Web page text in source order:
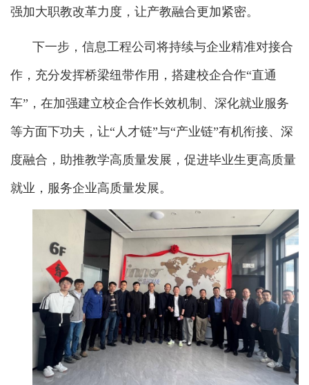
强加大职教改革力度，让产教融合更加紧密。
下一步，信息工程公司将持续与企业精准对接合
作，充分发挥桥梁纽带作用，搭建校企合作“直通
车”，在加强建立校企合作长效机制、深化就业服务
等方面下功夫，让“人才链”与“产业链”有机衔接、深
度融合，助推教学高质量发展，促进毕业生更高质量
就业，服务企业高质量发展。